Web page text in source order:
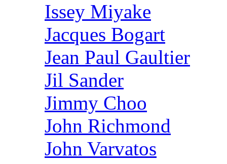
Issey Miyake
Jacques Bogart
Jean Paul Gaultier
Jil Sander
Jimmy Choo
John Richmond
John Varvatos